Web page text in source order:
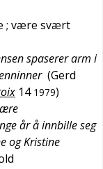
; være svært
spaserer arm i
(Gerd
14 1979)
år å innbille seg
og Kristine